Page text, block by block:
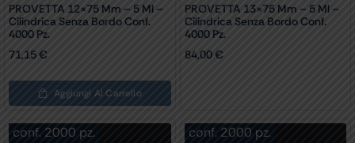
PROVETTA 12×75 Mm – 5 Ml –
Cilindrica Senza Bordo Conf.
4000 Pz.
71,15€
Aggiungi Al Carrello
PROVETTA 13×75 Mm – 5 Ml –
Cilindrica Senza Bordo Conf.
4000 Pz.
84,00 €
conf. 2000 pz. conf. 2000 pz.